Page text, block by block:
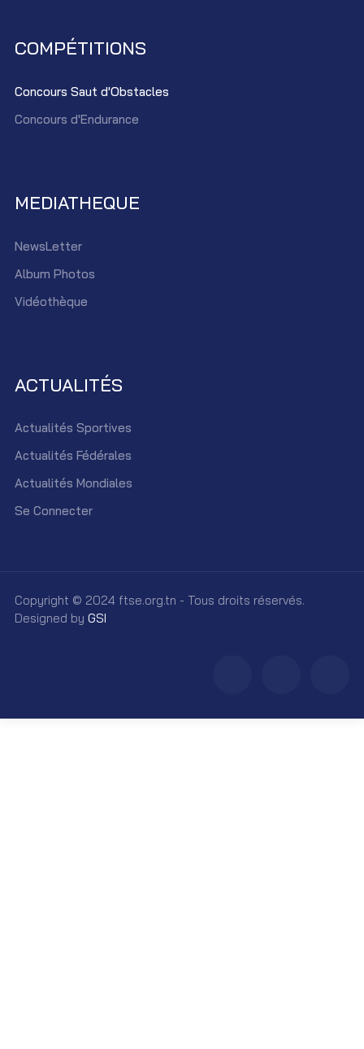
COMPÉTITIONS
Concours Saut d'Obstacles
Concours d'Endurance
MEDIATHEQUE
NewsLetter
Album Photos
Vidéothèque
ACTUALITÉS
Actualités Sportives
Actualités Fédérales
Actualités Mondiales
Se Connecter
Copyright © 2024 ftse.org.tn - Tous droits réservés.
Designed by GSI